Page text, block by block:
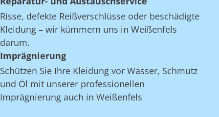
Risse, defekte Reißverschlüsse oder beschädigte
Kleidung – wir kümmern uns in Weißenfels
darum.
Imprägnierung
Schützen Sie Ihre Kleidung vor Wasser, Schmutz
und Öl mit unserer professionellen
Imprägnierung auch in Weißenfels